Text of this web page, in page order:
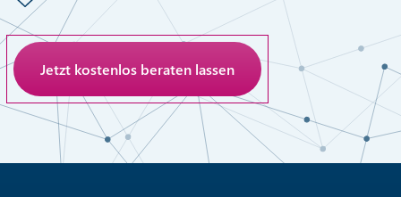
Anti-Roboter-Verifizierung
Hier klicken